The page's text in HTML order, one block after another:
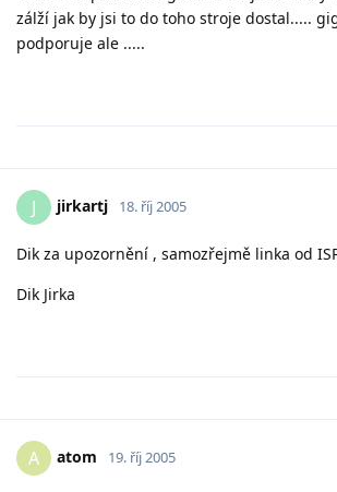
zálží jak by jsi to do toho stroje dostal.....
podporuje ale .....
J jirkartj 18. říj 2005
Dik za upozornění , samozřejmě linka od
Dik Jirka
A atom 19. říj 2005